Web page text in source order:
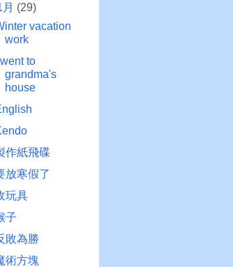
月 (29)
vacation
work
I went to
grandma's
house
作紙飛碟
放寒假了
玩具
子
敗為勝
術方塊